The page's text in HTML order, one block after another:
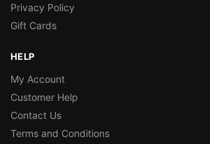
Privacy Policy
Gift Cards
HELP
My Account
Customer Help
Contact Us
Terms and Conditions